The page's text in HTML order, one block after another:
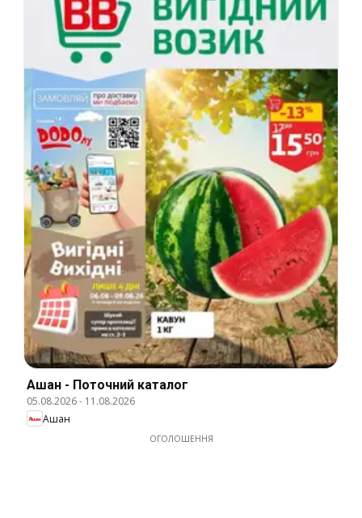
Ашан - Поточний каталог
05.08.2026- 11.08.2026
Ашан
ОГОЛОШЕННЯ